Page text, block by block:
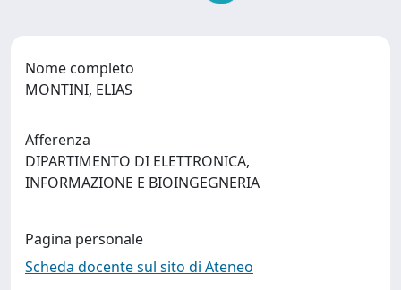
Nome completo
MONTINI, ELIAS
Afferenza
DIPARTIMENTO DI ELETTRONICA,
INFORMAZIONE E BIOINGEGNERIA
Pagina personale
Scheda docente sul sito di Ateneo